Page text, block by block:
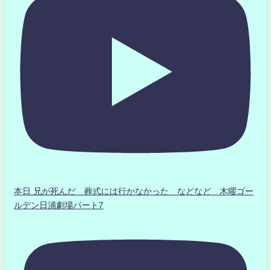
本日 兄が死んだ 葬式には行かなかった などなど 木曜ゴー
ルデン日浦劇場パート7